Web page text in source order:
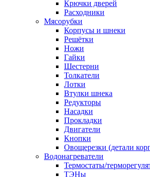
Крючки дверей
Расходники
Мясорубки
Корпусы и шнеки
Решётки
Ножи
Гайки
Шестерни
Толкатели
Лотки
Втулки шнека
Редукторы
Насадки
Прокладки
Двигатели
Кнопки
Овощерезки (детали
Водонагреватели
Термостаты/
ТЭНы